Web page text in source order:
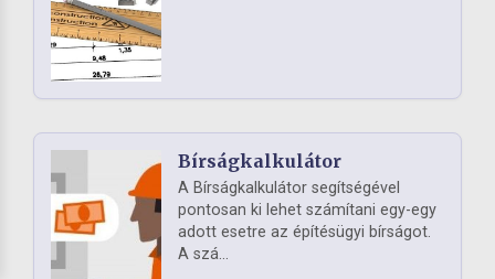
Bírságkalkulátor
A Bírságkalkulátor segítségével
pontosan ki lehet számítani egy-egy
adott esetre az építésügyi bírságot.
A szá...